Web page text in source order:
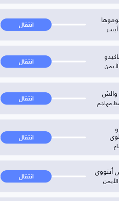
انتقال
انتقال
مهاجم انتقال
انتقال
أنتووي انتقال